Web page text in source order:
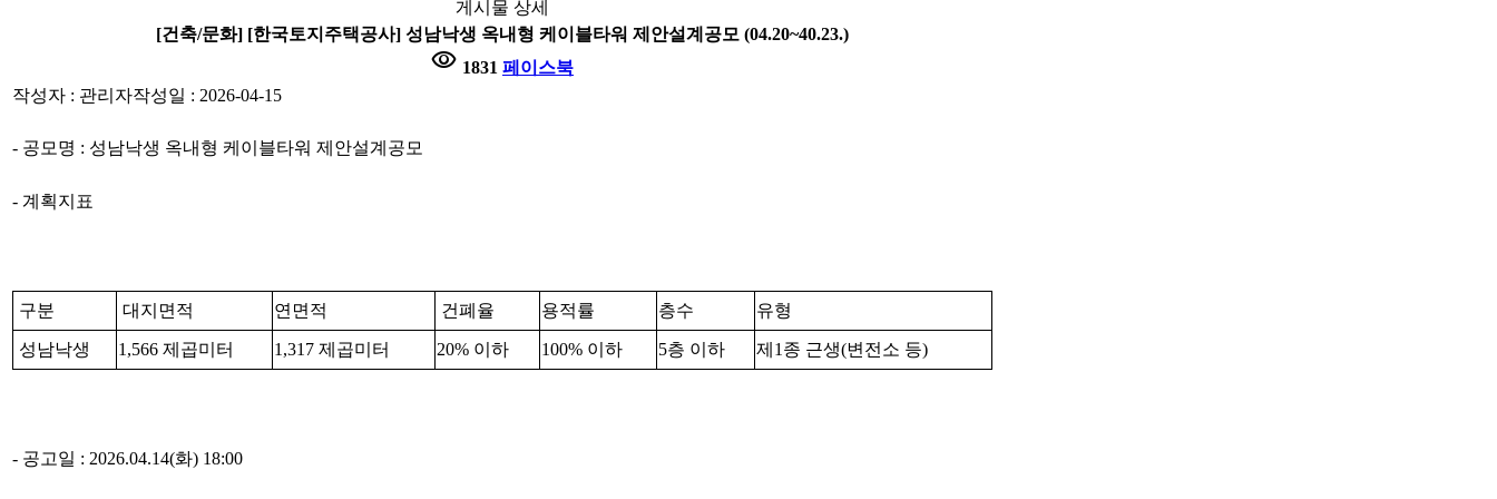
게시물 상세
[건축/문화] [한국토지주택공사] 성남낙생 옥내형 케이블타워 제안설계공모 (04.20~40.23.)
visibility 1831 페이스북
작성자 : 관리자작성일 : 2026-04-15
- 공모명 : 성남낙생 옥내형 케이블타워 제안설계공모
- 계획지표
구분 대지면적 연면적 건폐율 용적률 층수 유형
성남낙생 1,566 제곱미터 1,317 제곱미터 20% 이하 100% 이하 5층 이하 제1종 근생(변전소 등)
- 공고일 : 2026.04.14(화) 18:00